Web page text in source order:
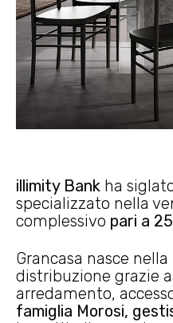
illimity Bank ha
specializzato nella
complessivo pari a
Grancasa nasce
distribuzione grazie
arredamento,
famiglia Morosi,